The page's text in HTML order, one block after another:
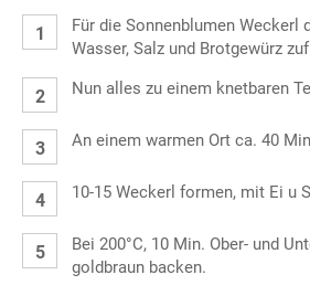
Für die Sonnenblumen Weckerl
Wasser, Salz und Brotgewürz
Nun alles zu einem knetbaren
An einem warmen Ort ca. 40
10-15 Weckerl formen, mit Ei u
Bei 200°C, 10 Min. Ober- und
goldbraun backen.